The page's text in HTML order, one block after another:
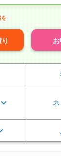
を